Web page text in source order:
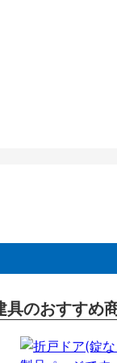
具のおすすめ